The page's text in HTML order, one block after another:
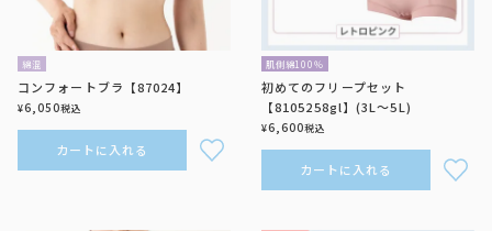
綿混
コンフォートブラ【87024】
¥6,050税込
カートに入れる
肌側綿100％
初めてのフリープセット
【8105258gl】(3L～5L)
¥6,600税込
カートに入れる